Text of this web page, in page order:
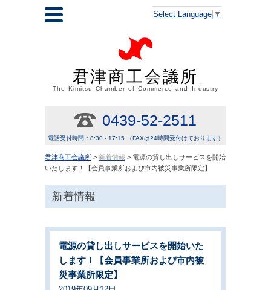
Select Language ▼
君津商工会議所
The Kimitsu Chamber of Commerce and Industry
0439-52-2511
電話受付時間：8:30 - 17:15 （FAXは24時間受付けております）
君津商工会議所 > 新着情報 > 電源の貸し出しサービスを開始
いたします！【会員事業所および市内被災事業所限定】
新着情報
電源の貸し出しサービスを開始いた
します！【会員事業所および市内被
災事業所限定】